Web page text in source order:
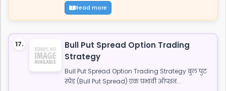
Read more
17.
Bull Put Spread Option Trading
Strategy
Bull Put Spread Option Trading Strategy बुल पुट
स्प्रेड (Bull Put Spread) एक प्रभावी ऑप्शन...